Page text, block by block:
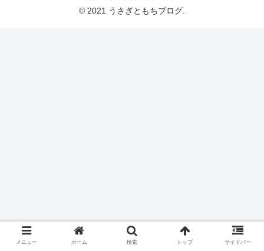
© 2021 うさぎともちブログ.
メニュー ホーム 検索 トップ サイドバー